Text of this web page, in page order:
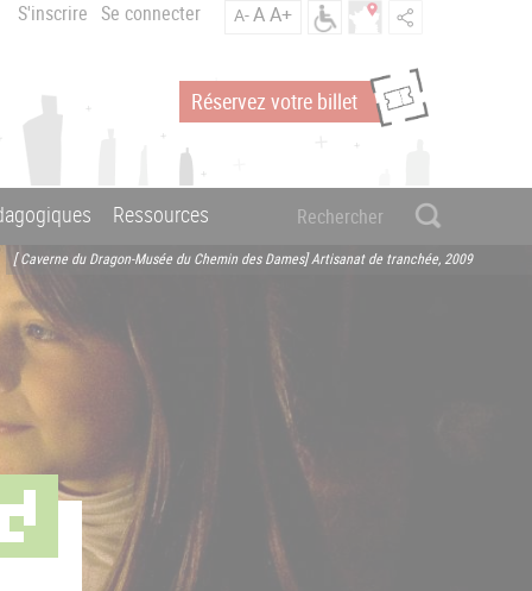
S'inscrire Se connecter A-AA+
Réservez votre billet
Ressources
[ Caverne du Dragon-Musée du Chemin des Dames] Artisanat de tranchée, 2009